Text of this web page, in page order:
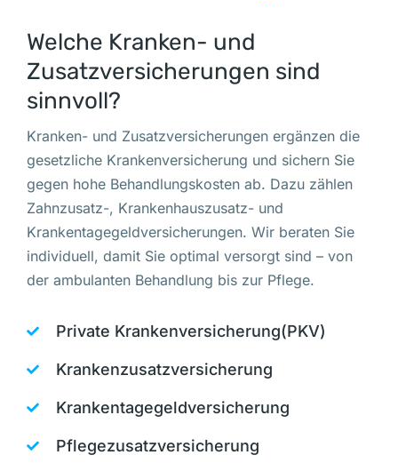
Welche Kranken- und
Zusatzversicherungen sind
sinnvoll?
Kranken- und Zusatzversicherungen ergänzen die
gesetzliche Krankenversicherung und sichern Sie
gegen hohe Behandlungskosten ab. Dazu zählen
Zahnzusatz-, Krankenhauszusatz- und
Krankentagegeldversicherungen. Wir beraten Sie
individuell, damit Sie optimal versorgt sind – von
der ambulanten Behandlung bis zur Pflege.
Private Krankenversicherung(PKV)
Krankenzusatzversicherung
Krankentagegeldversicherung
Pflegezusatzversicherung